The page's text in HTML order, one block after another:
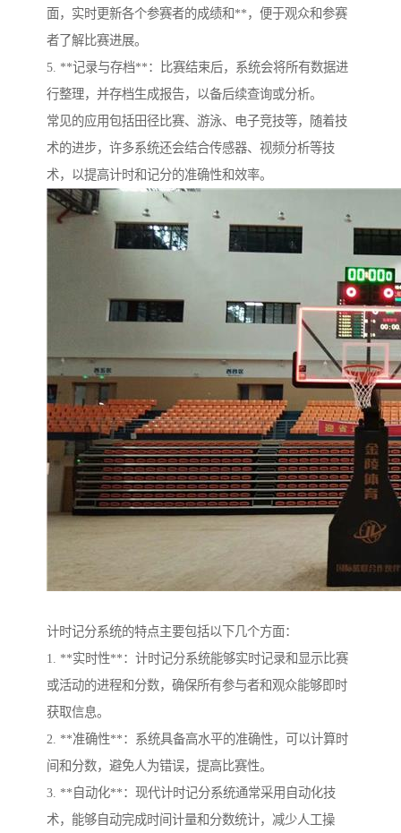
面，实时更新各个参赛者的成绩和**，便于观众和参赛
者了解比赛进展。
5. **记录与存档**：比赛结束后，系统会将所有数据进
行整理，并存档生成报告，以备后续查询或分析。
常见的应用包括田径比赛、游泳、电子竞技等，随着技
术的进步，许多系统还会结合传感器、视频分析等技
术，以提高计时和记分的准确性和效率。
计时记分系统的特点主要包括以下几个方面：
1. **实时性**：计时记分系统能够实时记录和显示比赛
或活动的进程和分数，确保所有参与者和观众能够即时
获取信息。
2. **准确性**：系统具备高水平的准确性，可以计算时
间和分数，避免人为错误，提高比赛性。
3. **自动化**：现代计时记分系统通常采用自动化技
术，能够自动完成时间计量和分数统计，减少人工操